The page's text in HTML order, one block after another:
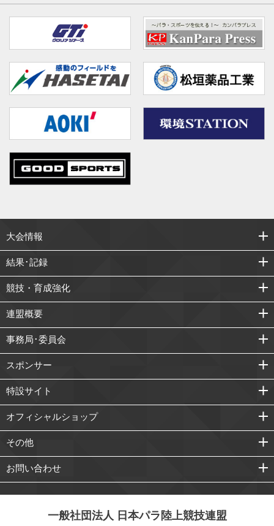
大会情報
結果･記録
競技・育成強化
連盟概要
事務局･委員会
スポンサー
特設サイト
オフィシャルショップ
その他
お問い合わせ
一般社団法人 日本パラ陸上競技連盟